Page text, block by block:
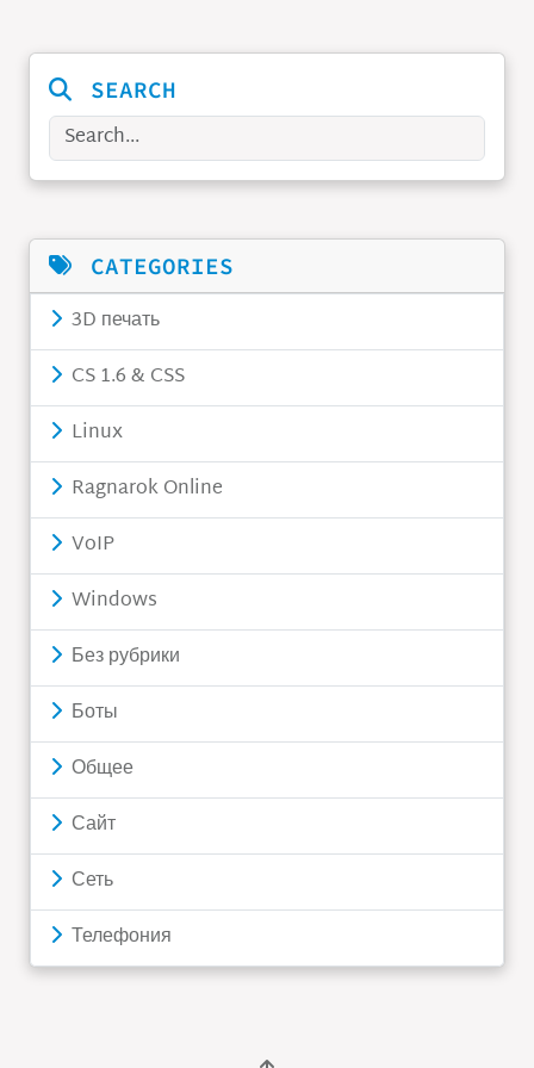
SEARCH
Search
CATEGORIES
3D печать
CS 1.6 & CSS
Linux
Ragnarok Online
VoIP
Windows
Без рубрики
Боты
Общее
Сайт
Сеть
Телефония